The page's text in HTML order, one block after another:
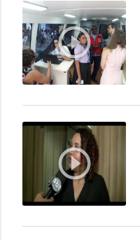
play_circle_outline
play_circle_outline